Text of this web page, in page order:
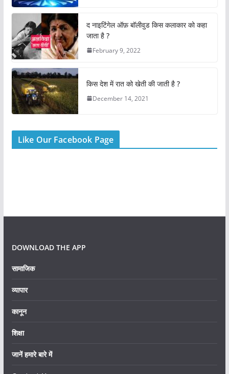
o
o
k
p
p
द नाइटिंगेल ऑफ़ बॉलीवुड किस कलाकार को कहा
जाता है ?
February 9, 2022
किस देश में रात को खेती की जाती है ?
December 14, 2021
Like Our Facebook Page
DOWNLOAD THE APP
सामाजिक
व्यापार
कानून
शिक्षा
जानें हमारे बारे में